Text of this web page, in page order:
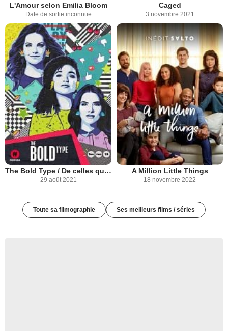
L'Amour selon Emilia Bloom
Date de sortie inconnue
Caged
3 novembre 2021
The Bold Type / De celles qui osent
29 août 2021
A Million Little Things
18 novembre 2022
Toute sa filmographie Ses meilleurs films / séries